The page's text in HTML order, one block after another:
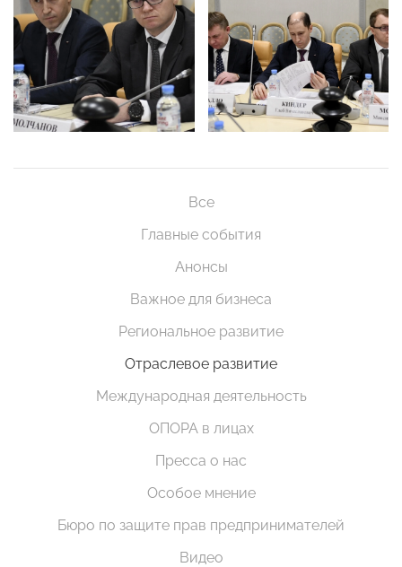
Все
Главные события
Анонсы
Важное для бизнеса
Региональное развитие
Отраслевое развитие
Международная деятельность
ОПОРА в лицах
Пресса о нас
Особое мнение
Бюро по защите прав предпринимателей
Видео